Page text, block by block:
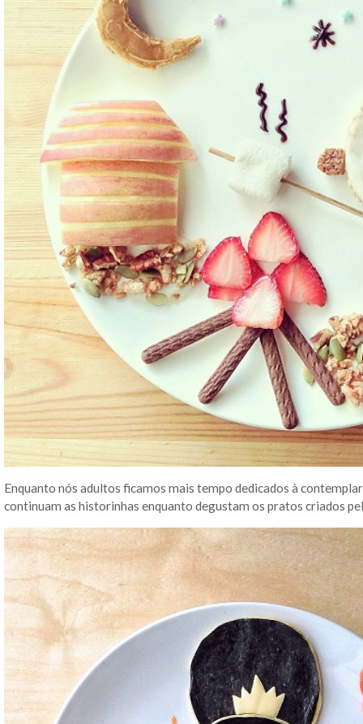
Enquanto nós adultos ficamos mais tempo dedicados à
continuam as historinhas enquanto degustam os pratos criados